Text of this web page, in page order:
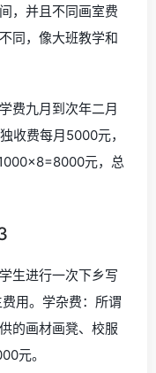
，并且不同画室费
同，像大班教学和
费九月到次年二月
收费每月5000元，
元，总
生进行一次下乡写
用。学杂费：所谓
的画材画凳、校服
元。